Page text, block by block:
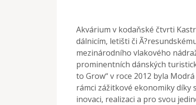
Akvárium v kodaňské čtvrti
dálnicím, letišti či
mezinárodního vlakového
prominentních dánských
to Grow“ v roce 2012 byla
rámci zážitkové ekonomiky
inovaci, realizaci a pro svou